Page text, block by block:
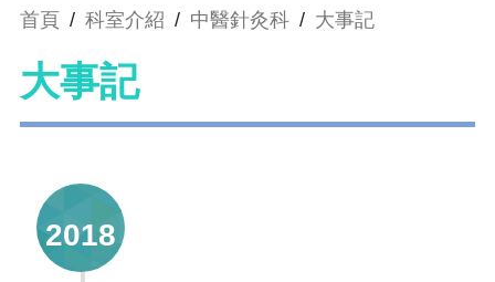
首頁 / 科室介紹 / 中醫針灸科 / 大事記
大事記
2018